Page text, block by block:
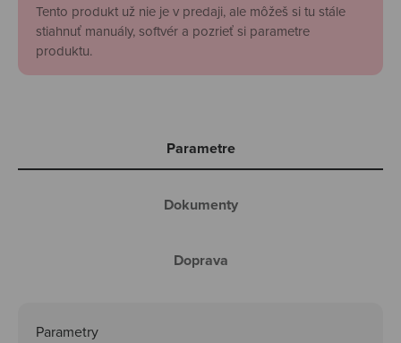
Tento produkt už nie je v predaji, ale môžeš si tu stále
stiahnuť manuály, softvér a pozrieť si parametre
produktu.
Parametre
Parametry
Dokumenty
Doprava